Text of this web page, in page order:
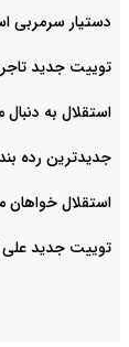
دستیار سرمربی
توییت جدید
استقلال به
جدیدترین رده
استقلال
توییت جدید علی